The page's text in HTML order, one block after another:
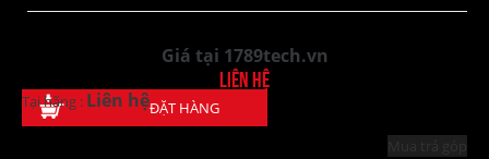
Giá tại 1789tech.vn
Liên hệ
Tại hãng : Liên hệĐẶT HÀNG